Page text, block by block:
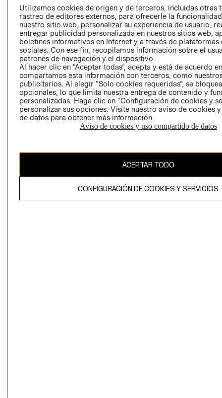
AVISO DE
PRIVACIDAD
GIFT CARD
AVISO DE
COOKIES
Uruguay ($U)
El contenido de esta página web está protegido por copyright y es
propiedad de H&M Hennes & Mauritz AB.
Utilizamos cookies de origen y de terceros, incluidas otras
rastreo de editores externos, para ofrecerle la
nuestro sitio web, personalizar su experiencia de usuario,
entregar publicidad personalizada en nuestros sitios web,
boletines informativos en Internet y a través de plataformas
sociales. Con ese fin, recopilamos información sobre el
patrones de navegación y el dispositivo.
Al hacer clic en “Aceptar todas”, acepta y está de acuerdo
compartamos esta información con terceros, como
publicitarios. Al elegir “Solo cookies requeridas”, se
opcionales, lo que limita nuestra entrega de contenido y
personalizadas. Haga clic en “Configuración de cookies y
personalizar sus opciones. Visite nuestro aviso de cookies
de datos para obtener más información.
Aviso de cookies y uso compartido de datos
ACEPTAR TODO
CONFIGURACIÓN DE COOKIES Y SERVICIOS